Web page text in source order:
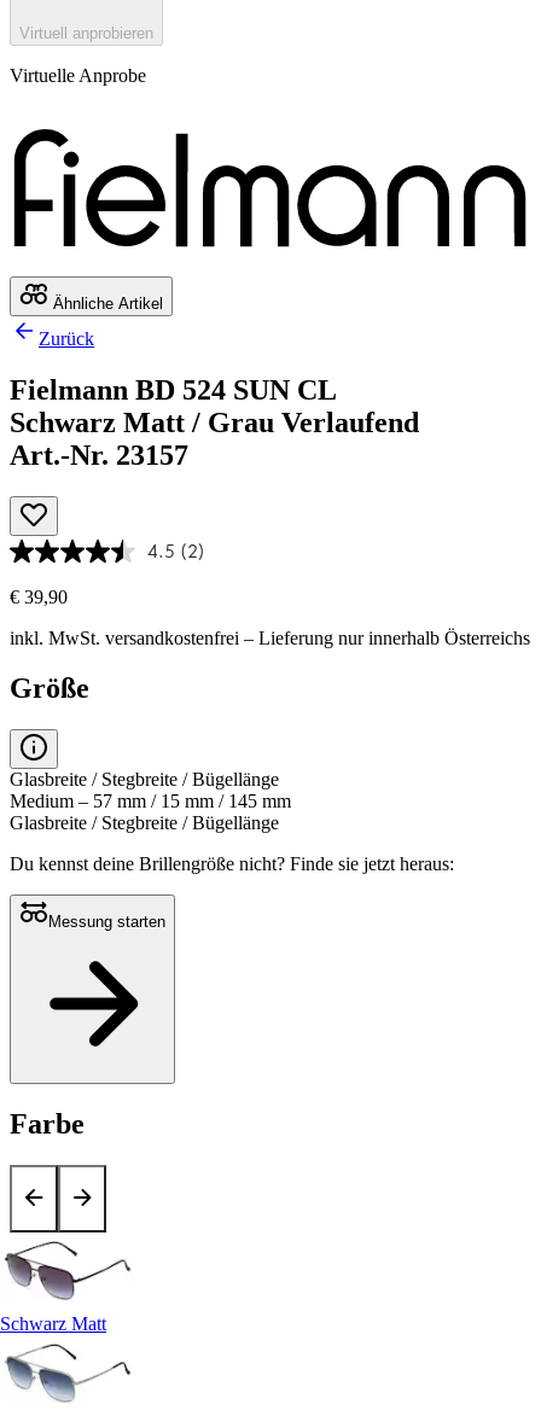
Virtuell anprobieren
Virtuelle Anprobe
Ähnliche Artikel
Zurück
Fielmann BD 524 SUN CL
Schwarz Matt / Grau Verlaufend
Art.-Nr. 23157
4.5 (2)
€ 39,90
inkl. MwSt. versandkostenfrei – Lieferung nur innerhalb Österreichs
Größe
Glasbreite / Stegbreite / Bügellänge
Medium – 57 mm / 15 mm / 145 mm
Glasbreite / Stegbreite / Bügellänge
Du kennst deine Brillengröße nicht? Finde sie jetzt heraus:
Messung starten
Farbe
Schwarz Matt